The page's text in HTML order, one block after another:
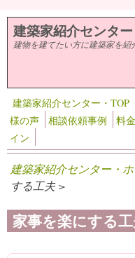
メインコンテンツに移動
建築家紹介センター
建物を建てたい方に建築家を
建築家紹介センター・TOP
様の声
相談依頼事例 料金
イン
建築家紹介センター・
する工夫 >
家事を楽にする